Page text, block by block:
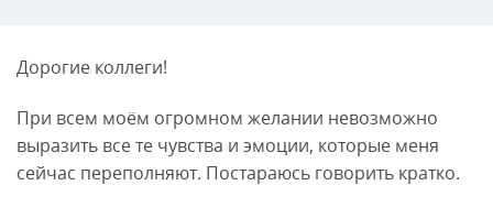
Дорогие коллеги!
При всем моём огромном желании невозможно
выразить все те чувства и эмоции, которые меня
сейчас переполняют. Постараюсь говорить кратко.